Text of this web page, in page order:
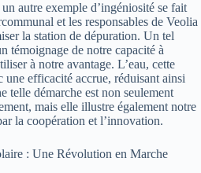
autre exemple d’ingéniosité se fait
et les responsables de Veolia
la station de dépuration. Un tel
témoignage de notre capacité à
à notre avantage. L’eau, cette
une efficacité accrue, réduisant ainsi
telle démarche est non seulement
mais elle illustre également notre
la coopération et l’innovation.
: Une Révolution en Marche